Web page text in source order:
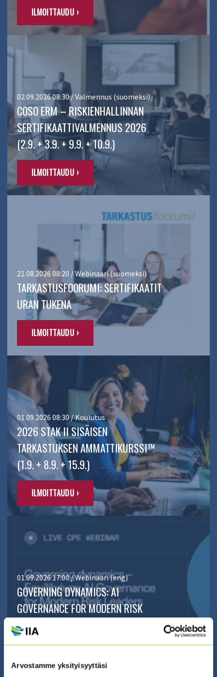
Arvostamme yksityisyyttäsi
ILMOITTAUDU ›
02.09.2026 08:30 / Valmennus (suomeksi)
COSO ERM – RISKIENHALLINNAN
SERTIFIKAATTIVALMENNUS 2026
(2.9. + 3.9. + 9.9. + 10.9.)
ILMOITTAUDU ›
21.08.2026 08:20 / Webinaari (suomeksi)
TARKASTUSFOORUMI: SERTIFIKAATIT
URAN TUKENA
ILMOITTAUDU ›
01.09.2026 08:30 / Koulutus
2026 STAK II SISÄISEN
TARKASTUKSEN AMMATTIKURSSI™
(1.9. + 8.9. + 15.9.)
ILMOITTAUDU ›
01.09.2026 17:00 / Webinaari (eng)
GOVERNING DYNAMICS: AI
GOVERNANCE FOR MODERN RISK
LEADERS